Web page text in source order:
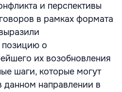
и перспективы
в рамках формата
позицию о
их возобновления
шаги, которые могут
данном направлении в